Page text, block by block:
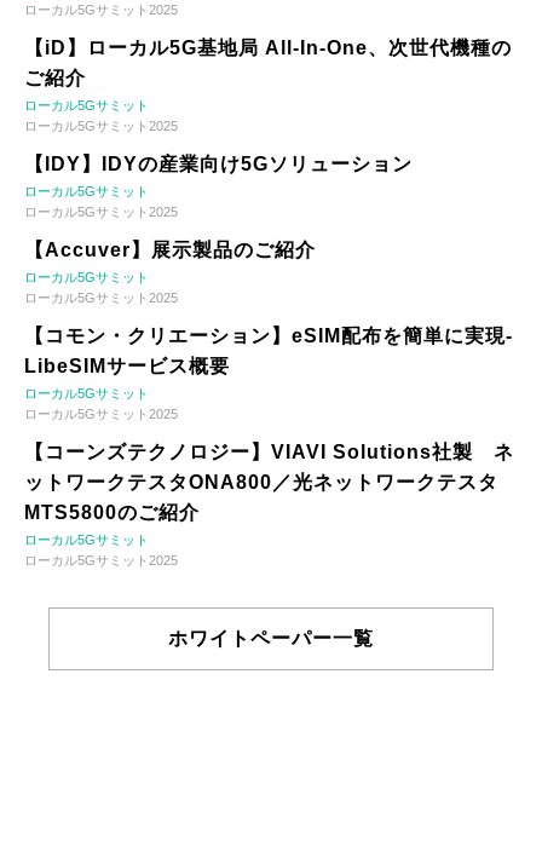
ローカル5Gサミット2025
【iD】ローカル5G基地局 All-In-One、次世代機種の
ご紹介
ローカル5Gサミット
ローカル5Gサミット2025
【IDY】IDYの産業向け5Gソリューション
ローカル5Gサミット
ローカル5Gサミット2025
【Accuver】展示製品のご紹介
ローカル5Gサミット
ローカル5Gサミット2025
【コモン・クリエーション】eSIM配布を簡単に実現-
LibeSIMサービス概要
ローカル5Gサミット
ローカル5Gサミット2025
【コーンズテクノロジー】VIAVI Solutions社製 ネ
ットワークテスタONA800／光ネットワークテスタ
MTS5800のご紹介
ローカル5Gサミット
ローカル5Gサミット2025
ホワイトペーパー一覧